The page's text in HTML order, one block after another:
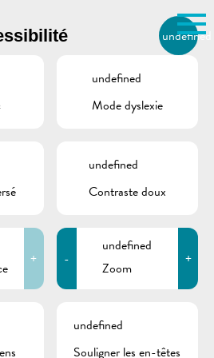
Utilisez la recherche pour
Comme par exemple des contacts, des
de
« Gemengebuet » est
sur notre site web
undefined
undefined
Mode dyslexie
undefined
Contraste doux
+ -
undefined
Zoom
+
undefined
Souligner les en-têtes